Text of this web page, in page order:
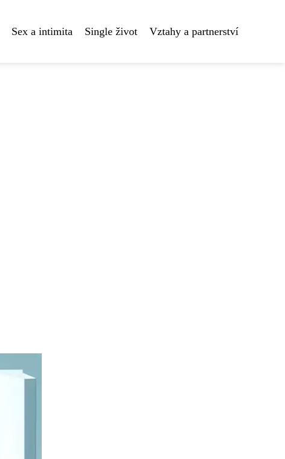
Sex a intimita Single život Vztahy a partnerství